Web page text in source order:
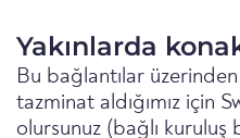
Yakınlarda
Bu bağlantılar
tazminat aldığımız için
olursunuz (bağlı kuruluş